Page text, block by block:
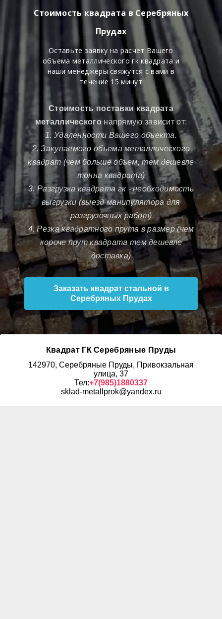
Стоимость квадрата в Серебряных
Прудах
Оставьте заявку на расчет Вашего
объема металлического гк квадрата и
наши менеджеры свяжутся с вами в
течение 15 минут
Стоимость поставки квадрата
металлического напрямую зависит от:
1. Удаленности Вашего объекта.
2. Закупаемого объема металлического
квадрат (чем больше объем, тем дешевле
тонна квадрата)
3. Разгрузка квадрата гк - необходимость
выгрузки (выезд манипулятора для
разгрузочных работ)
4. Резка квадратного прута в размер (чем
короче прут квадрата тем дешевле
доставка)
Заказать квадрат стальной в
Серебряных Прудах
Квадрат ГК Серебряные Пруды
142970, Серебряные Пруды, Привокзальная
улица, 37
Тел:+7(985)1880337
sklad-metallprok@yandex.ru